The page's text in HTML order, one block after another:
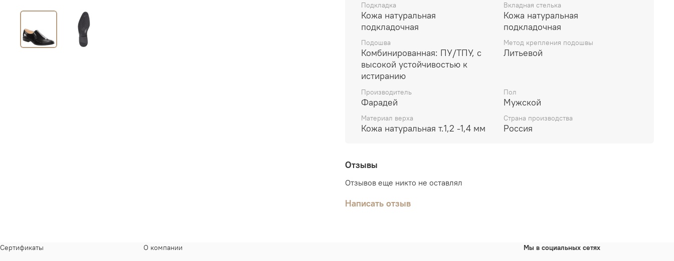
Подкладка
Кожа натуральная
подкладочная
Вкладная стелька
Кожа натуральная
подкладочная
Подошва
Комбинированная: ПУ/ТПУ, с
высокой устойчивостью к
истиранию
Метод крепления подошвы
Литьевой
Производитель
Фарадей
Пол
Мужской
Материал верха
Кожа натуральная т.1,2 -1,4 мм
Страна производства
Россия
Отзывы
Отзывов еще никто не оставлял
Написать отзыв
Сертификаты
О компании
Мы в социальных сетях